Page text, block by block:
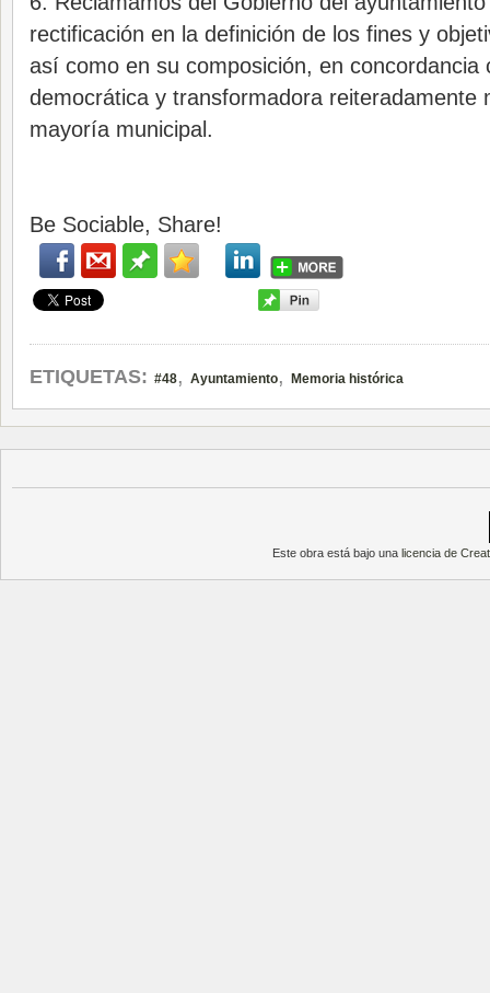
rectificación en la definición de los fines y
así como en su composición, en concordancia
democrática y transformadora reiteradamente
mayoría municipal.
Be Sociable, Share!
ETIQUETAS: #48, Ayuntamiento, Memoria histórica
Este obra está bajo unalicencia de